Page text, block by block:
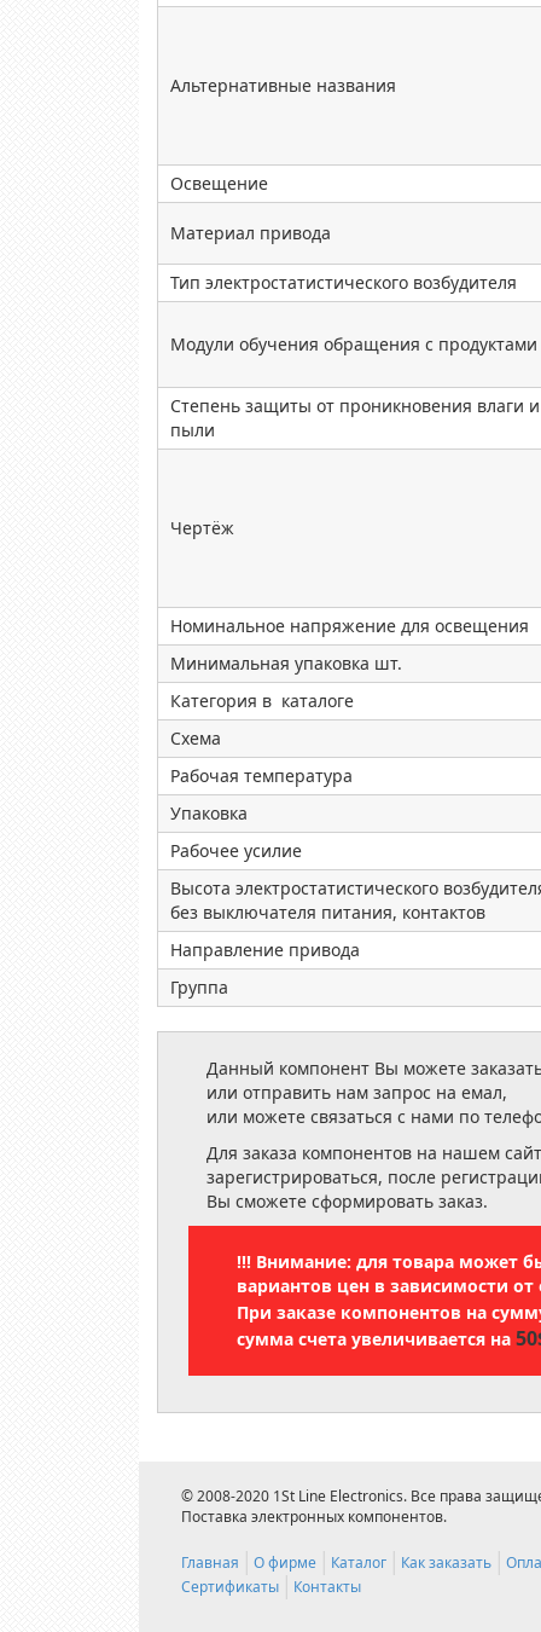
Альтернативные названия
Освещение
Материал привода
Тип электростатистического возбудителя
Модули обучения обращения с продуктами
Степень защиты от проникновения влаги и
пыли
Чертёж
Номинальное напряжение для освещения
Минимальная упаковка шт.
Категория в каталоге
Схема
Рабочая температура
Упаковка
Рабочее усилие
Высота электростатистического
без выключателя питания, контактов
Направление привода
Группа
Данный компонент Вы можете
или отправить нам запрос на емал,
или можете связаться с нами по
Для заказа компонентов на нашем
зарегистрироваться, после
Вы сможете сформировать заказ.
!!! Внимание: для товара может
вариантов цен в зависимости от
При заказе компонентов на
сумма счета увеличивается на
© 2008-2020 1St Line Electronics. Все права
Поставка электронных компонентов.
Главная О фирме Каталог Как заказать
Сертификаты
Контакты